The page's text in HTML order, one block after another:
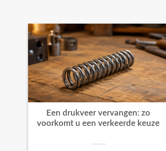
Een drukveer vervangen: zo
voorkomt u een verkeerde keuze